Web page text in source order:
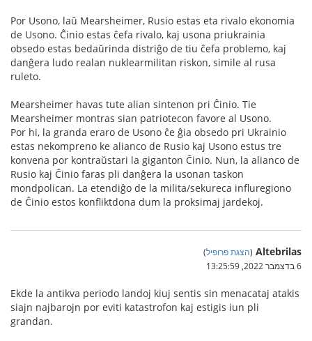
Por Usono, laŭ Mearsheimer, Rusio estas eta rivalo ekonomia
de Usono. Ĉinio estas ĉefa rivalo, kaj usona priukrainia
obsedo estas bedaŭrinda distriĝo de tiu ĉefa problemo, kaj
danĝera ludo realan nuklearmilitan riskon, simile al rusa
ruleto.
Mearsheimer havas tute alian sintenon pri Ĉinio. Tie
Mearsheimer montras sian patriotecon favore al Usono.
Por hi, la granda eraro de Usono ĉe ĝia obsedo pri Ukrainio
estas nekompreno ke alianco de Rusio kaj Usono estus tre
konvena por kontraŭstari la giganton Ĉinio. Nun, la alianco de
Rusio kaj Ĉinio faras pli danĝera la usonan taskon
mondpolican. La etendiĝo de la milita/sekureca influregiono
de Ĉinio estos konfliktdona dum la proksimaj jardekoj.
Altebrilas
(הצגת פרופיל)
6 בדצמבר 2022, 13:25:59
Ekde la antikva periodo landoj kiuj sentis sin menacataj atakis
siajn najbarojn por eviti katastrofon kaj estigis iun pli
grandan.